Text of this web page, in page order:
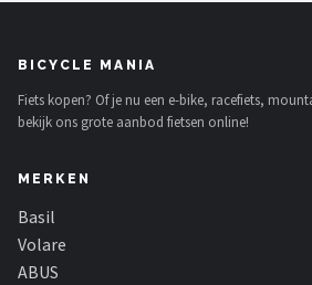
BICYCLE MANIA
Fiets kopen? Of je nu een e-bike, racefiets,
bekijk ons grote aanbod fietsen online!
MERKEN
Basil
Volare
ABUS